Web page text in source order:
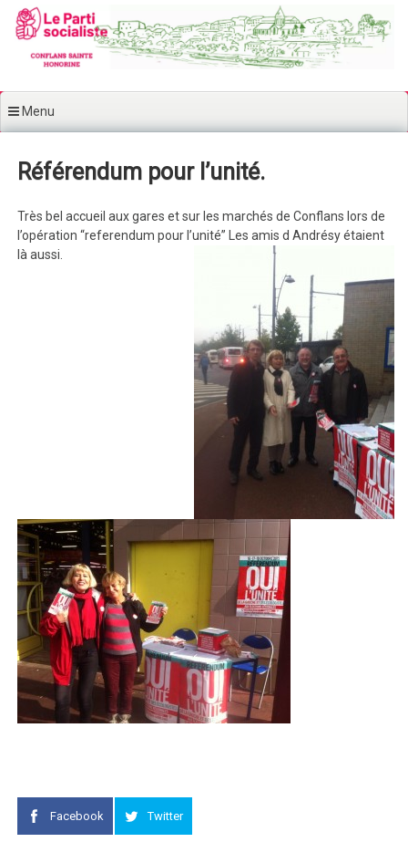
Aller au contenu principal
Menu
Référendum pour l’unité.
Très bel accueil aux gares et sur les marchés de Conflans lors de
l’opération “referendum pour l’unité” Les amis d Andrésy étaient
là aussi.
Facebook Twitter